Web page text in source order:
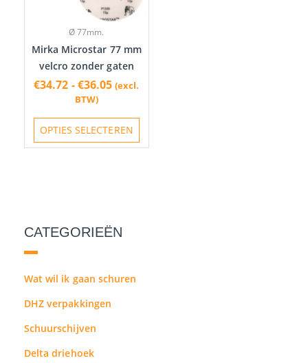
Ø 77mm.
Mirka Microstar 77 mm
velcro zonder gaten
€34.72 - €36.05 (excl.
BTW)
OPTIES SELECTEREN
gekozen
CATEGORIEËN
Wat wil ik gaan schuren
DHZ verpakkingen
Schuurschijven
Delta driehoek